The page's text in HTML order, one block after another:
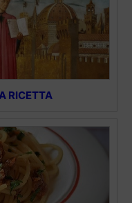
RICETTA